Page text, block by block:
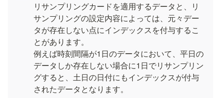
リサンプリングカードを適用するデータと、リ
サンプリングの設定内容によっては、元々デー
タが存在しない点にインデックスを付与するこ
とがあります。
例えば時刻間隔が1日のデータにおいて、平日の
データしか存在しない場合に1日でリサンプリン
グすると、土日の日付にもインデックスが付与
されたデータとなります。